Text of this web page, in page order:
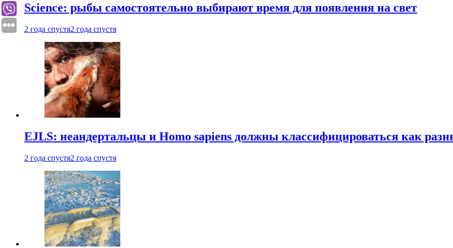
Science: рыбы самостоятельно выбирают время для появления на свет
2 года спустя2 года спустя
EJLS: неандертальцы и Homo sapiens должны классифицироваться как
2 года спустя2 года спустя